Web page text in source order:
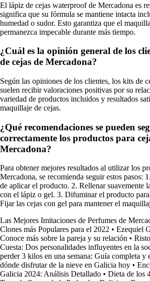
El lápiz de cejas waterproof de Mercadona es
significa que su fórmula se mantiene intacta
humedad o sudor. Esto garantiza que el
permanezca impecable durante más tiempo.
¿Cuál es la opinión general de los
de cejas de Mercadona?
Según las opiniones de los clientes, los kits de
suelen recibir valoraciones positivas por su
variedad de productos incluidos y resultados
maquillaje de cejas.
¿Qué recomendaciones se pueden
correctamente los productos para
Mercadona?
Para obtener mejores resultados al utilizar los
Mercadona, se recomienda seguir estos pasos:
de aplicar el producto. 2. Rellenar suavemente
con el lápiz o gel. 3. Difuminar el producto
Fijar las cejas con gel para mantener el
Las Mejores Imitaciones de Perfumes de
Clones más Populares para el 2022 • Ezequiel
Conoce más sobre la pareja y su relación •
Cuesta: Dos personalidades influyentes en la
perder 3 kilos en una semana: Guía completa y
dónde disfrutar de la nieve en Galicia hoy •
Galicia 2024: Análisis Detallado • Dieta de los